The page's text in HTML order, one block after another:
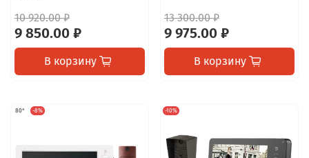
10 920.00 ₽
9 850.00 ₽
В корзину
13 300.00 ₽
9 975.00 ₽
В корзину
80° -8% -10%